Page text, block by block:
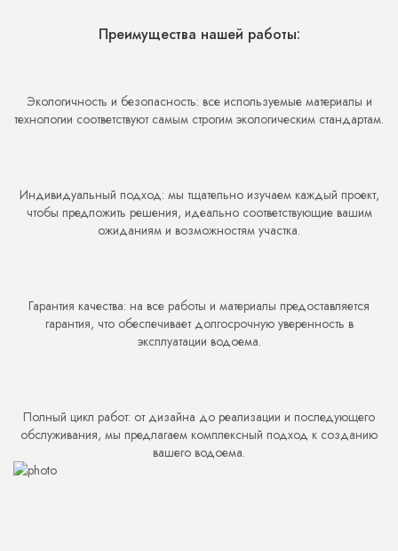
Преимущества нашей работы:
Экологичность и безопасность: все используемые материалы и
технологии соответствуют самым строгим экологическим стандартам.
Индивидуальный подход: мы тщательно изучаем каждый проект,
чтобы предложить решения, идеально соответствующие вашим
ожиданиям и возможностям участка.
Гарантия качества: на все работы и материалы предоставляется
гарантия, что обеспечивает долгосрочную уверенность в
эксплуатации водоема.
Полный цикл работ: от дизайна до реализации и последующего
обслуживания, мы предлагаем комплексный подход к созданию
вашего водоема.